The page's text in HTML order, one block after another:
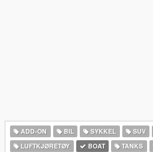
ADD-ON BIL SYKKEL SUV
LUFTKJØRETØY
BOAT TANKS